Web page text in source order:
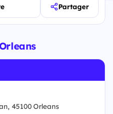
Partager
45100 Orleans